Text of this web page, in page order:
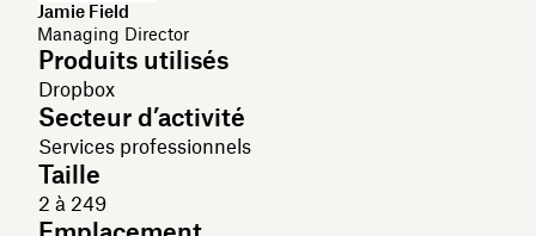
Jamie Field
Managing Director
Produits utilisés
Dropbox
Secteur d’activité
Services professionnels
Taille
2 à 249